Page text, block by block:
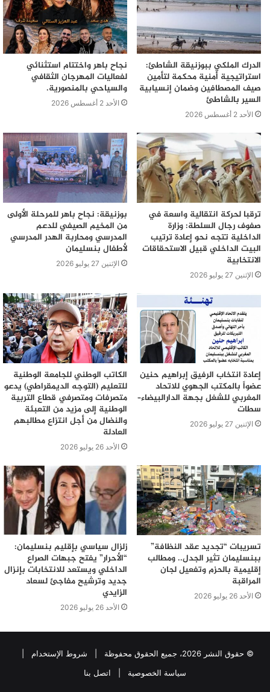
الدرك الملكي ببوزنيقة الشاطئ:
استراتيجية أمنية محكمة لتأمين
صيف المصطافين وضمان إنسيابية
السير بالشاطئ
الأحد 2 أغسطس 2026
نجاح باهر واختتام استثنائي
لفعاليات المهرجان الثقافي
والسياحي بالمنصورية.
الأحد 2 أغسطس 2026
ترقبا لحركة انتقالية واسعة في
صفوف رجال السلطة: وزارة
الداخلية تتجه نحو إعادة ترتيب
البيت الداخلي قبيل الاستحقاقات
الانتخابية
الإثنين 27 يوليو 2026
بوزنيقة: نجاح باهر للمرحلة الأولى
من المخيم الصيفي للدعم
المدرسي ومحاربة الهدر المدرسي
لأطفال بنسليمان
الإثنين 27 يوليو 2026
إعادة انتخاب الرفيق إبراهيم حنين
عضواً بالمكتب الجهوي للاتحاد
المغربي للشغل بجهة الدارالبيضاء–
سطات
الإثنين 27 يوليو 2026
الكاتب الوطني للجامعة الوطنية
للتعليم (التوجه الديمقراطي) يدعو
متصرفات ومتصرفي قطاع التربية
الوطنية إلى مزيد من التعبئة
والنضال من أجل انتزاع مطالبهم
العادلة
الأحد 26 يوليو 2026
تسريبات “تجديد عقد النظافة”
ببنسليمان تثير الجدل.. ومطالب
إقليمية بالحزم وتفعيل لجان
المراقبة
الأحد 26 يوليو 2026
زلزال سياسي بإقليم بنسليمان:
“الأحرار” يفتح جبهات الصراع
الداخلي ويستعد للانتخابات بإنزال
جديد وترشيح مفاجئ لسعاد
الزايدي
الأحد 26 يوليو 2026
© حقوق النشر 2026، جميع الحقوق محفوظة | شروط الإستخدام
سياسة الخصوصية
اتصل بنا